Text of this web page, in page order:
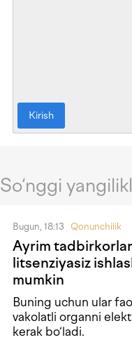
Kirish
So‘nggi
Bugun, 18:13 Qonunchilik
Ayrim
litsenziyasiz
mumkin
Buning uchun ular
vakolatli organni
kerak bo‘ladi.